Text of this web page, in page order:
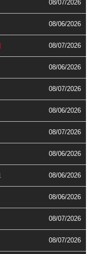
08/07/2026
08/06/2026
08/07/2026
08/06/2026
08/07/2026
08/06/2026
08/07/2026
08/06/2026
08/06/2026
08/06/2026
08/07/2026
08/07/2026